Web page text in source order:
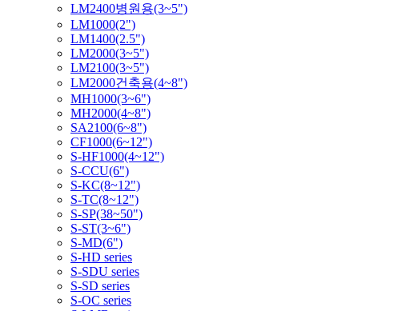
LM2400병원용(3~5")
LM1000(2")
LM1400(2.5")
LM2000(3~5")
LM2100(3~5")
LM2000건축용(4~8")
MH1000(3~6")
MH2000(4~8")
SA2100(6~8")
CF1000(6~12")
S-HF1000(4~12")
S-CCU(6")
S-KC(8~12")
S-TC(8~12")
S-SP(38~50")
S-ST(3~6")
S-MD(6")
S-HD series
S-SDU series
S-SD series
S-OC series